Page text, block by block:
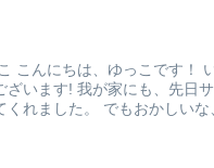
こんにちは、ゆっこです！
ざいます! 我が家にも、先日
くれました。 でもおかしい